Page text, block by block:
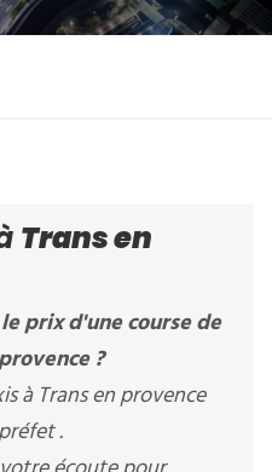
Trans en
prix d'une course de
?
à Trans en provence
.